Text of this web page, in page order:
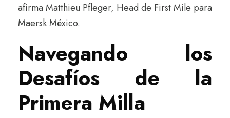
afirma Matthieu Pfleger, Head de First Mile para
Maersk México.
Navegando los
Desafíos de la
Primera Milla